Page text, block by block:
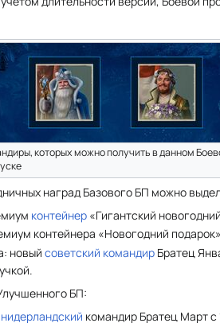
которых можно получить в данном
наград Базового БП можно
контейнер «Гигантский
контейнера «Новогодний
новыйсоветский командир Братец
БП:
нидерландский командир Братец Март с